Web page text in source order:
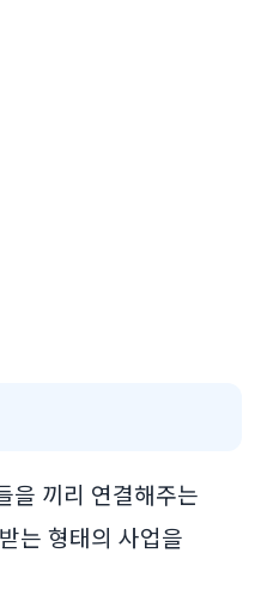
을 끼리 연결해주는
는 형태의 사업을